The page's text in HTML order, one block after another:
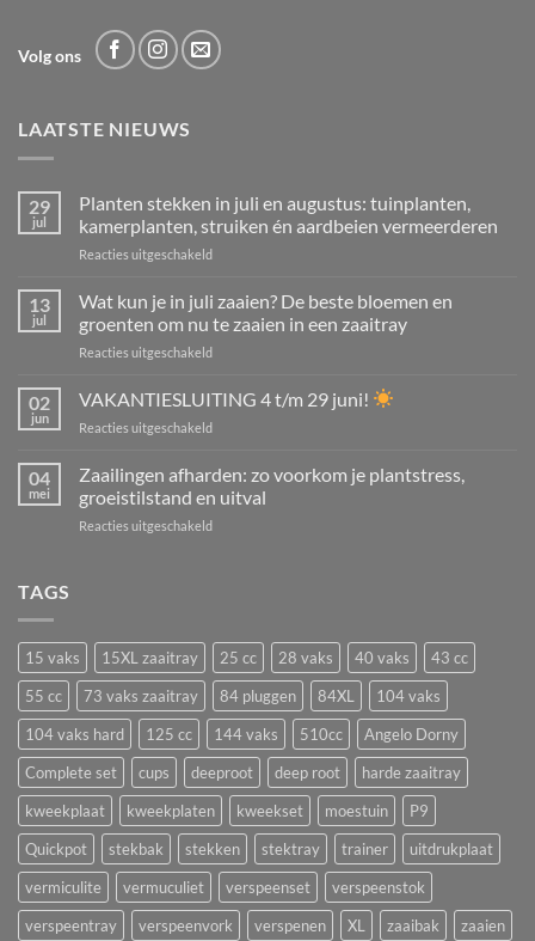
Volg ons
LAATSTE NIEUWS
29
jul
Planten stekken in juli en augustus: tuinplanten,
kamerplanten, struiken én aardbeien vermeerderen
Reacties uitgeschakeldvoor
stekken
in
juli
en
tuinplanten,
struiken
aardbeien
vermeerderen
13
jul
Wat kun je in juli zaaien? De beste bloemen en
groenten om nu te zaaien in een zaaitray
Reacties uitgeschakeldvoor
kun
je
in
zaaien?
De
bloemen
zaaien
in
een
zaaitray
02
jun
VAKANTIESLUITING 4 t/m 29 juni!
Reacties uitgeschakeldvoor
t/m
29
juni!
04
mei
Zaailingen afharden: zo voorkom je plantstress,
groeistilstand en uitval
Reacties uitgeschakeldvoor
plantstress,
groeistilstand
en
uitval
TAGS
15 vaks 15XL zaaitray 25 cc 28 vaks 40 vaks
43 cc
55 cc
73 vaks zaaitray 84 pluggen 84XL
104 vaks
104 vaks hard
125 cc 144 vaks 510cc
Angelo Dorny
Complete set
cups deeproot deep root
harde zaaitray
kweekplaat
kweekplaten kweekset moestuin
P9
Quickpot
stekbak stekken stektray trainer
uitdrukplaat
vermiculite
vermuculiet verspeenset
verspeenstok
verspeentray
verspeenvork verspenen XL zaaibak zaaien